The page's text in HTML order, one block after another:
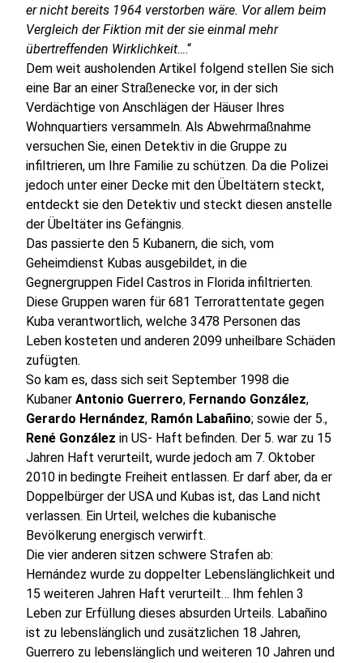
er nicht bereits 1964 verstorben wäre. Vor allem beim
Vergleich der Fiktion mit der sie einmal mehr
übertreffenden Wirklichkeit….“
Dem weit ausholenden Artikel folgend stellen Sie sich
eine Bar an einer Straßenecke vor, in der sich
Verdächtige von Anschlägen der Häuser Ihres
Wohnquartiers versammeln. Als Abwehrmaßnahme
versuchen Sie, einen Detektiv in die Gruppe zu
infiltrieren, um Ihre Familie zu schützen. Da die Polizei
jedoch unter einer Decke mit den Übeltätern steckt,
entdeckt sie den Detektiv und steckt diesen anstelle
der Übeltäter ins Gefängnis.
Das passierte den 5 Kubanern, die sich, vom
Geheimdienst Kubas ausgebildet, in die
Gegnergruppen Fidel Castros in Florida infiltrierten.
Diese Gruppen waren für 681 Terrorattentate gegen
Kuba verantwortlich, welche 3478 Personen das
Leben kosteten und anderen 2099 unheilbare Schäden
zufügten.
So kam es, dass sich seit September 1998 die
KubanerAntonio Guerrero, Fernando González,
Gerardo Hernández, Ramón Labañino; sowie der 5.,
René González in US- Haft befinden. Der 5. war zu 15
Jahren Haft verurteilt, wurde jedoch am 7. Oktober
2010 in bedingte Freiheit entlassen. Er darf aber, da er
Doppelbürger der USA und Kubas ist, das Land nicht
verlassen. Ein Urteil, welches die kubanische
Bevölkerung energisch verwirft.
Die vier anderen sitzen schwere Strafen ab:
Hernández wurde zu doppelter Lebenslänglichkeit und
15 weiteren Jahren Haft verurteilt… Ihm fehlen 3
Leben zur Erfüllung dieses absurden Urteils. Labañino
ist zu lebenslänglich und zusätzlichen 18 Jahren,
Guerrero zu lebenslänglich und weiteren 10 Jahren und